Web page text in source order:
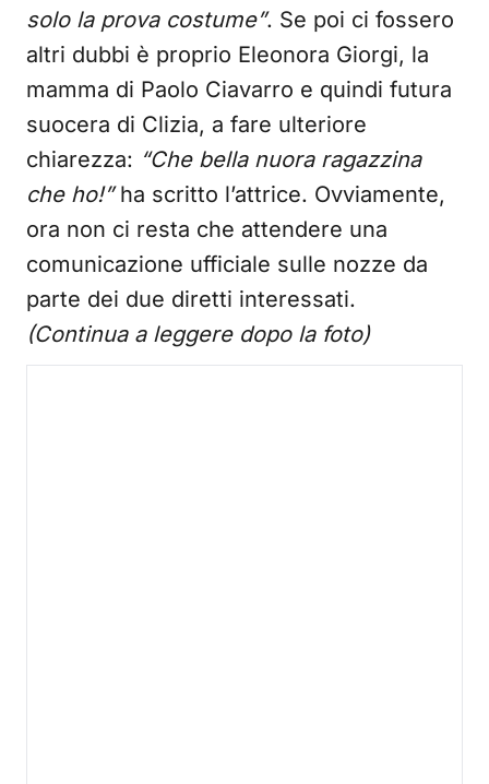
solo la prova costume”. Se poi ci fossero
altri dubbi è proprio Eleonora Giorgi, la
mamma di Paolo Ciavarro e quindi futura
suocera di Clizia, a fare ulteriore
chiarezza: “Che bella nuora ragazzina
che ho!”ha scritto l’attrice. Ovviamente,
ora non ci resta che attendere una
comunicazione ufficiale sulle nozze da
parte dei due diretti interessati.
(Continua a leggere dopo la foto)